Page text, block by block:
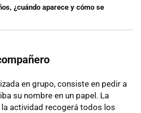
¿cuándo aparece y cómo se
en grupo, consiste en pedir a
su nombre en un papel. La
actividad recogerá todos los